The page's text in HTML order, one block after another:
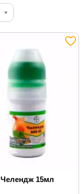
Челендж 15мл